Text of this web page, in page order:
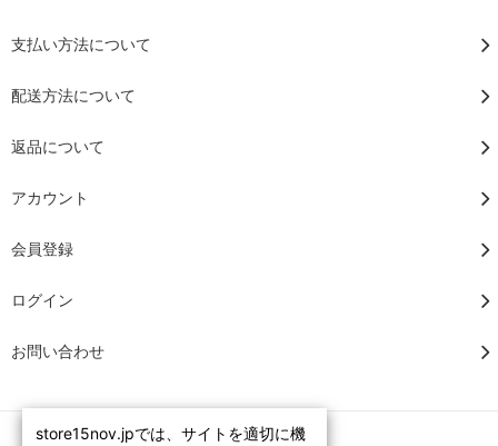
支払い方法について
配送方法について
返品について
アカウント
会員登録
ログイン
お問い合わせ
store15nov.jpでは、サイトを適切に機